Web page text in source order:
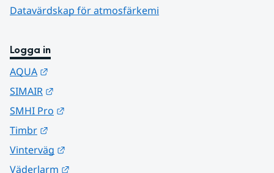
Datavärdskap för atmosfärkemi
Logga in
AQUA
SIMAIR
SMHI Pro
Timbr
Vinterväg
Väderlarm